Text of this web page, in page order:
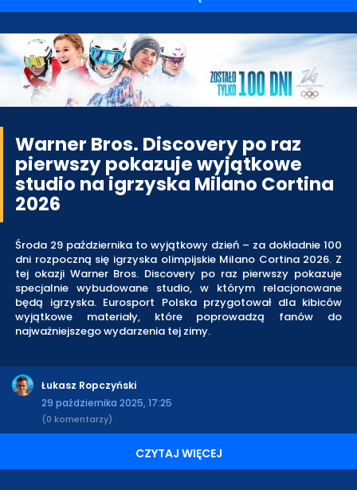
Warner Bros. Discovery po raz
pierwszy pokazuje wyjątkowe
studio na igrzyska Milano Cortina
2026
Środa 29 października to wyjątkowy dzień – za dokładnie 100
dni rozpoczną się igrzyska olimpijskie Milano Cortina 2026. Z
tej okazji Warner Bros. Discovery po raz pierwszy pokazuje
specjalnie wybudowane studio, w którym relacjonowane
będą igrzyska. Eurosport Polska przygotował dla kibiców
wyjątkowe materiały, które poprowadzą fanów do
najważniejszego wydarzenia tej zimy.
Łukasz Ropczyński
29 października 2025, 17:25
(0 komentarzy)
CZYTAJ WIĘCEJ